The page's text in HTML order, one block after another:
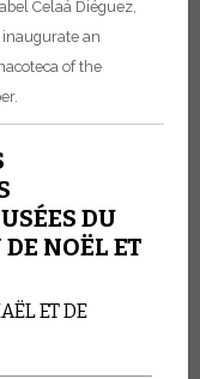
Celaá Diéguez,
an
of the
DU
NOËL ET
ET DE